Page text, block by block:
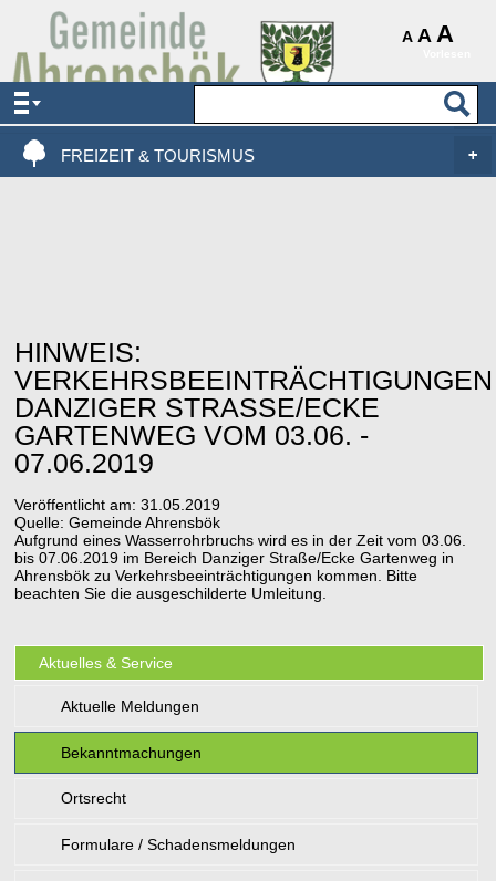
A A A
AKTUELLES & SERVICE
VERWALTUNG & POLITIK
FREIZEIT & TOURISMUS
HINWEIS:
VERKEHRSBEEINTRÄCHTIGUNGEN
DANZIGER STRASSE/ECKE G
ARTENWEG VOM 03.06. - 0
7.06.2019
Veröffentlicht am: 31.05.2019
Quelle: Gemeinde Ahrensbök
Aufgrund eines Wasserrohrbruchs wird es in der Zeit vom 03.06.
bis 07.06.2019 im Bereich Danziger Straße/Ecke Gartenweg in
Ahrensbök zu Verkehrsbeeinträchtigungen kommen. Bitte
beachten Sie die ausgeschilderte Umleitung.
Aktuelles & Service
Aktuelle Meldungen
Bekanntmachungen
Ortsrecht
Formulare / Schadensmeldungen